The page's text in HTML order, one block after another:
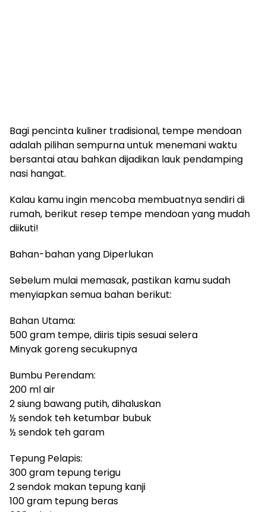
Bagi pencinta kuliner tradisional, tempe mendoan
adalah pilihan sempurna untuk menemani waktu
bersantai atau bahkan dijadikan lauk pendamping
nasi hangat.
Kalau kamu ingin mencoba membuatnya sendiri di
rumah, berikut resep tempe mendoan yang mudah
diikuti!
Bahan-bahan yang Diperlukan
Sebelum mulai memasak, pastikan kamu sudah
menyiapkan semua bahan berikut:
Bahan Utama:
500 gram tempe, diiris tipis sesuai selera
Minyak goreng secukupnya
Bumbu Perendam:
200 ml air
2 siung bawang putih, dihaluskan
½ sendok teh ketumbar bubuk
½ sendok teh garam
Tepung Pelapis:
300 gram tepung terigu
2 sendok makan tepung kanji
100 gram tepung beras